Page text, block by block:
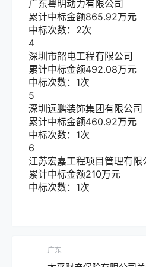
广东粤明动力有限公司
累计中标金额865.92万元
中标次数：2次
4
深圳市韶电工程有限公司
累计中标金额492.08万元
中标次数：1次
5
深圳远鹏装饰集团有限公司
累计中标金额460.92万元
中标次数：1次
6
江苏宏嘉工程项目管理有限
累计中标金额210万元
中标次数：1次
广东